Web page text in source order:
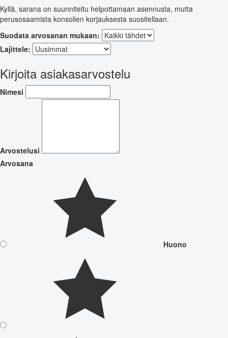
Kyllä, sarana on suunniteltu helpottamaan asennusta, mutta
perusosaamista konsolien korjauksesta suositellaan.
Suodata arvosanan mukaan:
Lajittele:
Kirjoita asiakasarvostelu
Nimesi
Arvostelusi
Arvosana
Huono